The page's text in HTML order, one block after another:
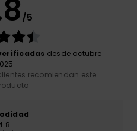
/5
desde octubre
recomiendan este